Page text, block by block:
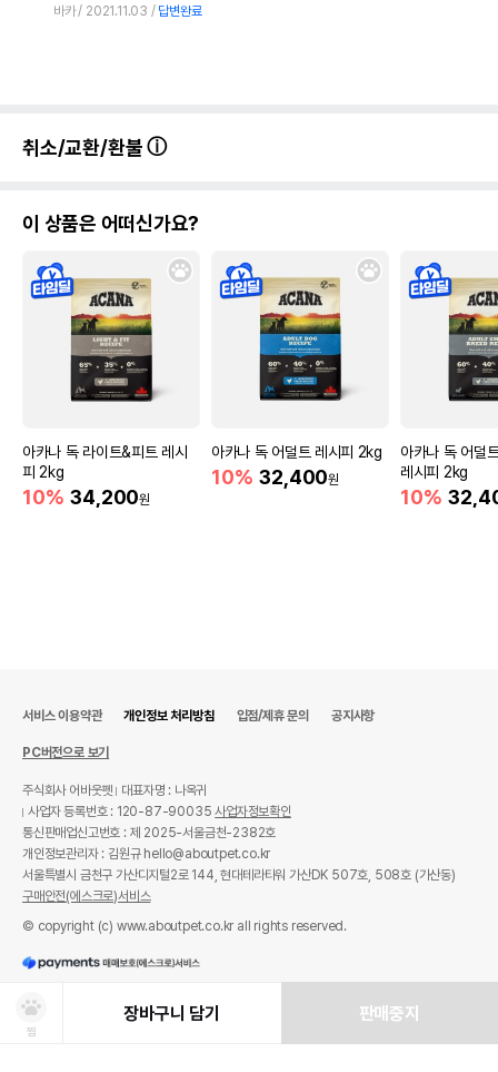
바카 2021.11.03 답변완료
취소/교환/환불
이 상품은 어떠신가요?
아카나 독 라이트&피트 레시
피 2kg
10% 34,200원
아카나 독 어덜트 레시피 2kg
10% 32,400원
아카나 독 어덜
레시피 2kg
10%
찜
장바구니 담기 판매중지
서비스 이용약관 개인정보 처리방침 입점/제휴 문의 공지사항
PC버전으로 보기
주식회사 어바웃펫
대표자명 : 나옥귀
사업자 등록번호 : 120-87-90035사업자정보확인
통신판매업신고번호 : 제 2025-서울금천-2382호
개인정보관리자 : 김원규 hello@aboutpet.co.kr
서울특별시 금천구 가산디지털2로 144, 현대테라타워 가산DK 507호, 508호 (가산동)
구매안전(에스크로)서비스
© copyright (c) www.aboutpet.co.kr all rights reserved.